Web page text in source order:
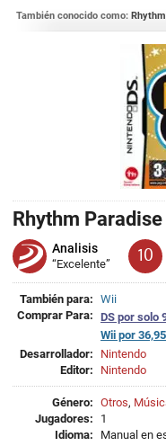
También conocido como:
Rhythm Paradise
Analisis
“Excelente” 10
También para: Wii
Comprar Para: DS por solo
Wii por
Desarrollador:
Nintendo
Editor:
Nintendo
Género: Otros,
Jugadores:
1
Idioma:
Manual en